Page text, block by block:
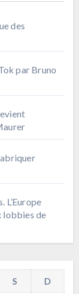
des
par Bruno
L’Europe
lobbies de
S
D